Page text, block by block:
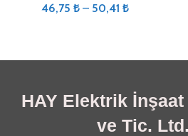
46,75 ₺ – 50,41 ₺
HAY Elektrik İnşaat
ve Tic.